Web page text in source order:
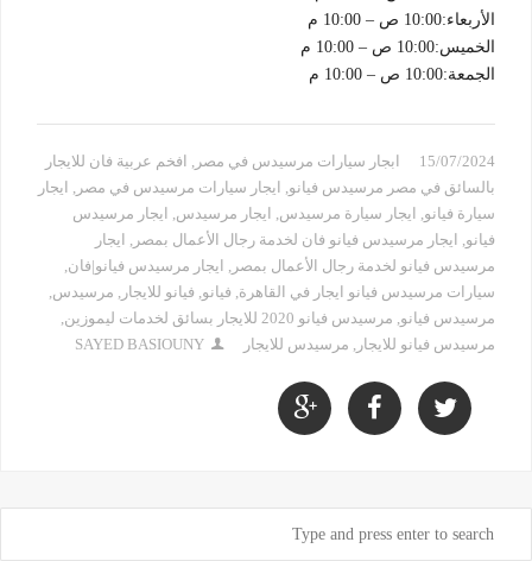
الأربعاء:10:00 ص – 10:00 م
الخميس:10:00 ص – 10:00 م
الجمعة:10:00 ص – 10:00 م
15/07/2024 ابجار سيارات مرسيدس في مصر , افخم عربية فان للايجار
بالسائق في مصر مرسيدس فيانو, ايجار سيارات مرسيدس في مصر , ايجار
سيارة فيانو, ايجار سيارة مرسيدس, ايجار مرسيدس, ايجار مرسيدس
فيانو, ايجار مرسيدس فيانو فان لخدمة رجال الأعمال بمصر , ايجار
مرسيدس فيانو لخدمة رجال الأعمال بمصر , ايجار مرسيدس فيانو|فان,
سيارات مرسيدس فيانو ايجار في القاهرة, فيانو, فيانو للايجار , مرسيدس,
مرسيدس فيانو, مرسيدس فيانو 2020 للايجار بسائق لخدمات ليموزين
,
مرسيدس فيانو للايجار , مرسيدس للايجار SAYED BASIOUNY